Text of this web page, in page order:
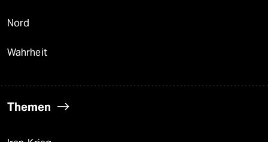
Nord
Wahrheit
Themen